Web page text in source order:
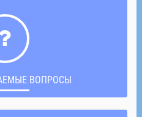
ВОПРОСЫ